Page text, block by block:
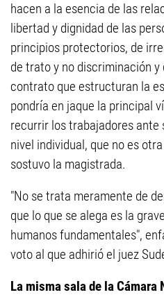
hacen a la esencia de las
libertad y dignidad de las
principios protectorios, de
de trato y no discriminación y
contrato que estructuran la
pondría en jaque la principal
recurrir los trabajadores ante
nivel individual, que no es
sostuvo la magistrada.
"No se trata meramente de
que lo que se alega es la
humanos fundamentales",
voto al que adhirió el juez
La misma sala de la Cámara